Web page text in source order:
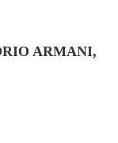
ARMANI,